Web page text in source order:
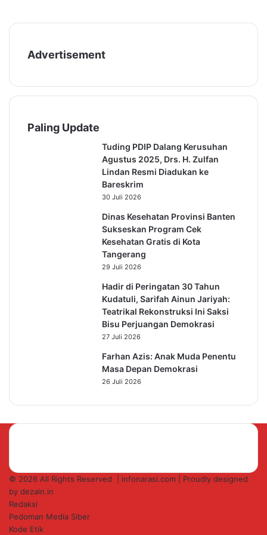
d
Advertisement
Paling Update
Tuding PDIP Dalang Kerusuhan
Agustus 2025, Drs. H. Zulfan
Lindan Resmi Diadukan ke
Bareskrim
30 Juli 2026
Dinas Kesehatan Provinsi Banten
Sukseskan Program Cek
Kesehatan Gratis di Kota
Tangerang
29 Juli 2026
Hadir di Peringatan 30 Tahun
Kudatuli, Sarifah Ainun Jariyah:
Teatrikal Rekonstruksi Ini Saksi
Bisu Perjuangan Demokrasi
27 Juli 2026
Farhan Azis: Anak Muda Penentu
Masa Depan Demokrasi
26 Juli 2026
© 2026 All Rights Reserved | infonarasi.com | Proudly designed
by dezain.in
Redaksi
Pedoman Media Siber
Kode Etik